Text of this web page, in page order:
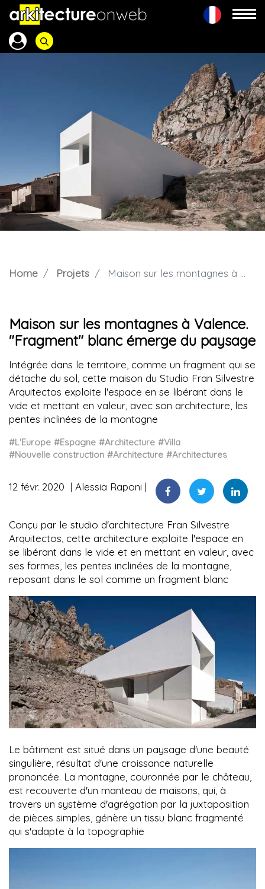
Home Projets Maison sur les montagnes à Valence. "Fragment" blanc émerge du paysage
Maison sur les montagnes à Valence.
"Fragment" blanc émerge du paysage
Intégrée dans le territoire, comme un fragment qui se
détache du sol, cette maison du Studio Fran Silvestre
Arquitectos exploite l'espace en se libérant dans le
vide et mettant en valeur, avec son architecture, les
pentes inclinées de la montagne
#L'Europe #Espagne #Architecture #Villa
#Nouvelle construction #Architecture #Architectures
12 févr. 2020 Alessia Raponi
Conçu par le studio d'architecture Fran Silvestre
Arquitectos, cette architecture exploite l'espace en
se libérant dans le vide et en mettant en valeur, avec
ses formes, les pentes inclinées de la montagne,
reposant dans le sol comme un fragment blanc
Le bâtiment est situé dans un paysage d'une beauté
singulière, résultat d'une croissance naturelle
prononcée. La montagne, couronnée par le château,
est recouverte d'un manteau de maisons, qui, à
travers un système d'agrégation par la juxtaposition
de pièces simples, génère un tissu blanc fragmenté
qui s'adapte à la topographie